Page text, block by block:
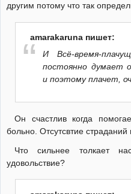
другим потому что так
amarakaruna пишет:
И Всё-время-
постоянно думает
и поэтому плачет,
Он счастлив когда
больно. Отсутсвтие
Что сильнее толкает
удовольствие?